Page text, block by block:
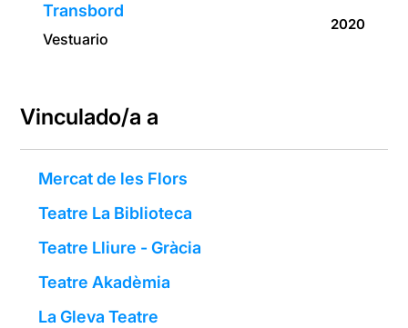
Transbord
Vestuario
2020
Vinculado/a a
Mercat de les Flors
Teatre La Biblioteca
Teatre Lliure - Gràcia
Teatre Akadèmia
La Gleva Teatre